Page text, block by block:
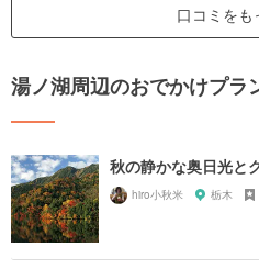
口コミをも
湯ノ湖周辺のおでかけプラ
秋の静かな奥日光と
hiro小秋米 栃木